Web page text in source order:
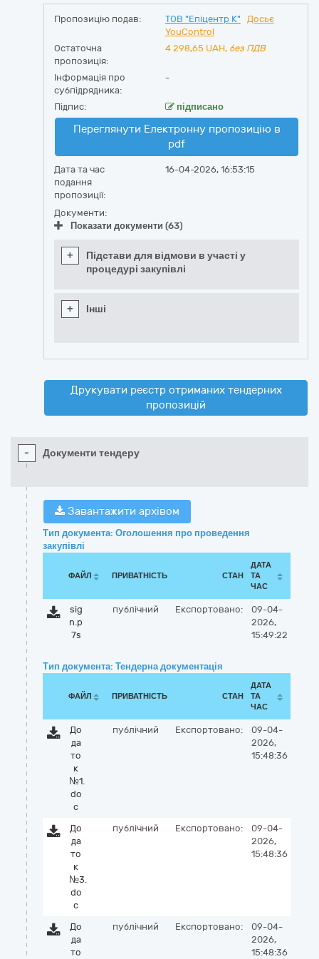
Пропозицію подав: ТОВ "Епіцентр К"
Досьє
YouControl
Остаточна
пропозиція:
4 298,65 UAH, без ПДВ
Інформація про
субпідрядника:
-
Підпис: підписано
Переглянути Електронну пропозицію в
pdf
Дата та час
подання
пропозиції:
16-04-2026, 16:53:15
Документи:
Показати документи (63)
+
Підстави для відмови в участі у
процедурі закупівлі
+ Інші
Друкувати реєстр отриманих тендерних
пропозицій
- Документи тендеру
Завантажити архівом
Тип документа: Оголошення про проведення
закупівлі
ФАЙЛ ПРИВАТНІСТЬ СТАН
ДАТА
ТА
ЧАС
sig
n.p
7s
публічний Експортовано:
09-04-
2026,
15:49:22
Тип документа: Тендерна документація
ФАЙЛ ПРИВАТНІСТЬ СТАН
ДАТА
ТА
ЧАС
До
да
то
к
№1.
do
c
публічний Експортовано:
09-04-
2026,
15:48:36
До
да
то
к
№3.
do
c
публічний Експортовано:
09-04-
2026,
15:48:36
До
да
то
публічний Експортовано:
09-04-
2026,
15:48:36